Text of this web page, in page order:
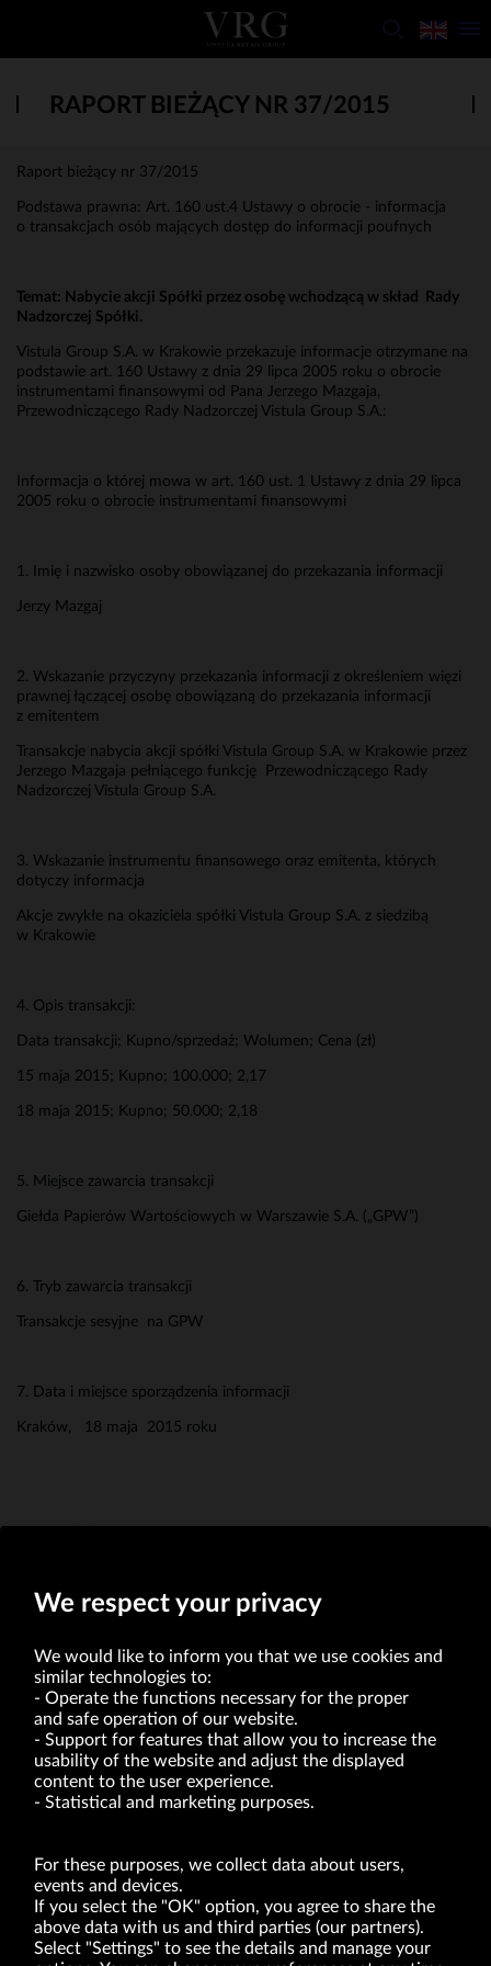
RAPORT BIEŻĄCY NR 37/2015
Raport bieżący nr 37/2015
Podstawa prawna: Art. 160 ust.4 Ustawy o obrocie - informacja
o transakcjach osób mających dostęp do informacji poufnych
Temat: Nabycie akcji Spółki przez osobę wchodzącą w skład Rady
Nadzorczej Spółki.
Vistula Group S.A. w Krakowie przekazuje informacje otrzymane na
podstawie art. 160 Ustawy z dnia 29 lipca 2005 roku o obrocie
instrumentami finansowymi od Pana Jerzego Mazgaja,
Przewodniczącego Rady Nadzorczej Vistula Group S.A.:
Informacja o której mowa w art. 160 ust. 1 Ustawy z dnia 29 lipca
2005 roku o obrocie instrumentami finansowymi
1. Imię i nazwisko osoby obowiązanej do przekazania informacji
Jerzy Mazgaj
2. Wskazanie przyczyny przekazania informacji z określeniem więzi
prawnej łączącej osobę obowiązaną do przekazania informacji
z emitentem
Transakcje nabycia akcji spółki Vistula Group S.A. w Krakowie przez
Jerzego Mazgaja pełniącego funkcję Przewodniczącego Rady
Nadzorczej Vistula Group S.A.
3. Wskazanie instrumentu finansowego oraz emitenta, których
dotyczy informacja
Akcje zwykłe na okaziciela spółki Vistula Group S.A. z siedzibą
w Krakowie
4. Opis transakcji:
Data transakcji; Kupno/sprzedaż; Wolumen; Cena (zł)
15 maja 2015; Kupno; 100.000; 2,17
18 maja 2015; Kupno; 50.000; 2,18
5. Miejsce zawarcia transakcji
Giełda Papierów Wartościowych w Warszawie S.A. („GPW”)
6. Tryb zawarcia transakcji
Transakcje sesyjne na GPW
7. Data i miejsce sporządzenia informacji
Kraków, 18 maja 2015 roku
VRG S.A. | 10 Pilotów Street | 31-462 Kraków
Tax Identification Number: 675-000-03-61
District Court for Kraków-Śródmieście in Kraków
XI Economic Department of the National Court Register number 0000047082
of act of 8.03.2013 on combating excessive late payment in commercial transactions
(Journal of Laws of 2019, item 118 as amended).
We respect your privacy
We would like to inform you that we use cookies and
similar technologies to:
Operate the functions necessary for the proper
and safe operation of our website.
Support for features that allow you to increase the
usability of the website and adjust the displayed
content to the user experience.
Statistical and marketing purposes.
For these purposes, we collect data about users,
events and devices.
If you select the "OK" option, you agree to share the
above data with us and third parties (our partners).
Select "Settings" to see the details and manage your